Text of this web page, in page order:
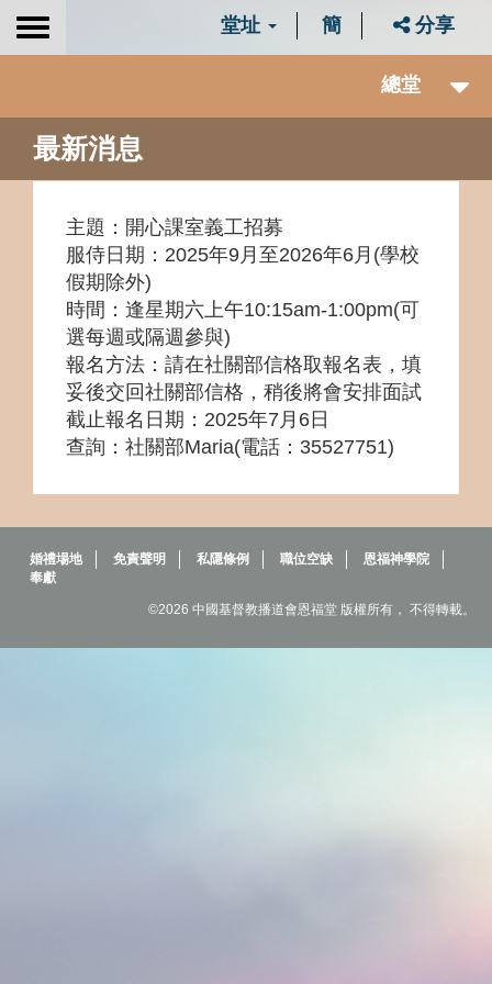
Toggle
堂址 簡 分享
總堂
最新消息
主題：開心課室義工招募
服侍日期：2025年9月至2026年6月(學校
假期除外)
時間：逢星期六上午10:15am-1:00pm(可
選每週或隔週參與)
報名方法：請在社關部信格取報名表，填
妥後交回社關部信格，稍後將會安排面試
截止報名日期：2025年7月6日
查詢 ：社關部Maria(電話 ： 35527751)
婚禮場地 免責聲明 私隱條例 職位空缺
恩福神學院
奉獻
©2026 中國基督教播道會恩福堂 版權所有， 不得轉載。